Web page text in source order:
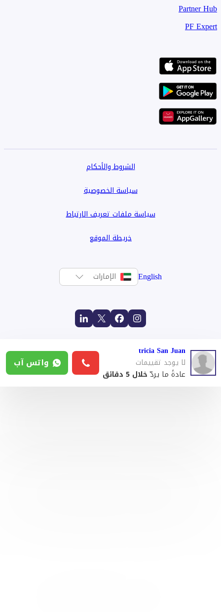
Partner Hub
PF Expert
الشروط والأحكام
سياسة الخصوصية
سياسة ملفات تعريف الارتباط
خريطة الموقع
English الإمارات
tricia San Juan
لا يوجد تقييمات
عادةً ما يردّخلال 5 دقائق
واتس آب